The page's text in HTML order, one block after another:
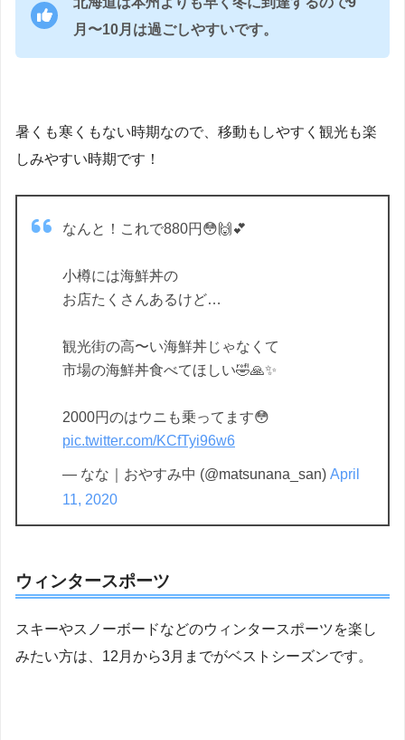
月〜10月は過ごしやすいです。
暑くも寒くもない時期なので、移動もしやすく観光も楽
しみやすい時期です！
なんと！これで880円😳🙌💕
小樽には海鮮丼の
お店たくさんあるけど…
観光街の高〜い海鮮丼じゃなくて
市場の海鮮丼食べてほしい🤣🙏✨
2000円のはウニも乗ってます😳
pic.twitter.com/KCfTyi96w6
— なな｜おやすみ中 (@matsunana_san) April
11, 2020
ウィンタースポーツ
スキーやスノーボードなどのウィンタースポーツを楽し
みたい方は、12月から3月までがベストシーズンです。